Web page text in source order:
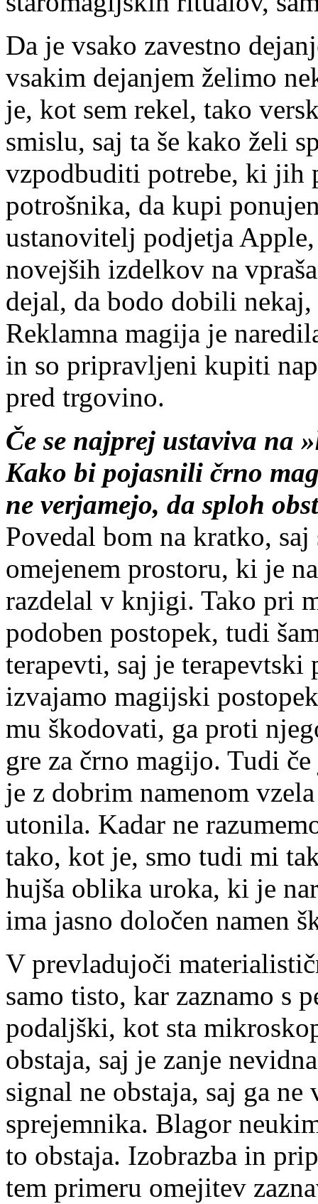
Da je vsako zavestno
vsakim dejanjem želimo
je, kot sem rekel, tako
smislu, saj ta še kako želi
vzpodbuditi potrebe, ki jih
potrošnika, da kupi
ustanovitelj podjetja
novejših izdelkov na
dejal, da bodo dobili
Reklamna magija je
in so pripravljeni kupiti
pred trgovino.
Če se najprej ustaviva na
Kako bi pojasnili črno
ne verjamejo, da sploh
Povedal bom na kratko,
omejenem prostoru, ki je
razdelal v knjigi. Tako pri
podoben postopek, tudi
terapevti, saj je terapevtski
izvajamo magijski
mu škodovati, ga proti
gre za črno magijo. Tudi
je z dobrim namenom
utonila. Kadar ne
tako, kot je, smo tudi mi
hujša oblika uroka, ki je
ima jasno določen namen
V prevladujoči
samo tisto, kar zaznamo
podaljški, kot sta
obstaja, saj je zanje
signal ne obstaja, saj ga
sprejemnika. Blagor
to obstaja. Izobrazba in
tem primeru omejitev